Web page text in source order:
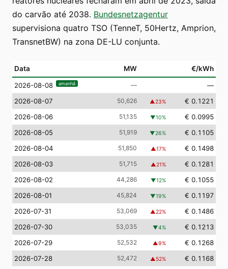
do carvão até 2038. Bundesnetzagentur
supervisiona quatro TSO (TenneT, 50Hertz, Amprion,
TransnetBW) na zona DE-LU conjunta.
Data MW €/kWh
2026-08-08 amanhã —
—
2026-08-07
50,626 ▲23%
€ 0.1221
2026-08-06
51,135 ▼10%
€ 0.0995
2026-08-05
51,919 ▼26%
€ 0.1105
2026-08-04
51,850 ▲17%
€ 0.1498
2026-08-03
51,715 ▲21%
€ 0.1281
2026-08-02
44,286 ▼12%
€ 0.1055
2026-08-01
45,824 ▼19%
€ 0.1197
2026-07-31
53,069 ▲22%
€ 0.1486
2026-07-30
53,035 ▼4%
€ 0.1213
2026-07-29
52,532 ▲9%
€ 0.1268
2026-07-28
52,472 ▲52%
€ 0.1168